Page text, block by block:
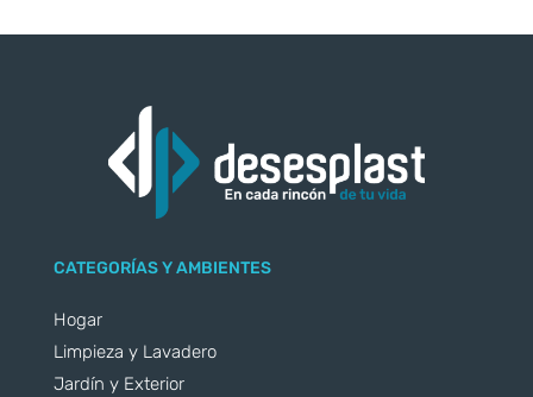
CATEGORÍAS Y AMBIENTES
Hogar
Limpieza y Lavadero
Jardín y Exterior